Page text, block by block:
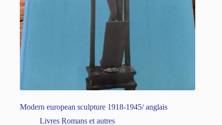
Modern european sculpture 1918-1945/ anglais
Livres Romans et autres